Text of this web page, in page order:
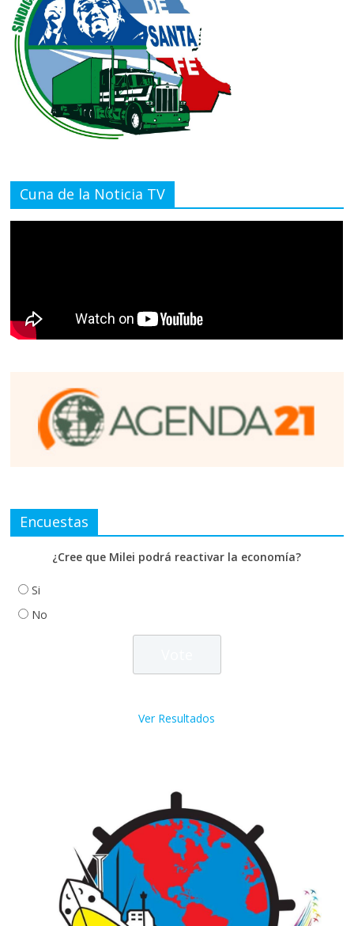
Cuna de la Noticia TV
Encuestas
¿Cree que Milei podrá reactivar la economía?
Si
No
Ver Resultados